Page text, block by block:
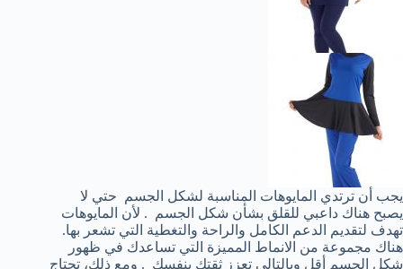
يجب أن ترتدي المايوهات المناسبة لشكل الجسم حتي لا
يصبح هناك داعبي للقلق بشأن شكل الجسم . لأن المايوهات
تهدف لتقديم الدعم الكامل والراحة والتغطية التي تشعر بها.
هناك مجموعة من الانماط المميزة التي تساعدك في ظهور
شكل الجسم أقل وبالتالي تعزز ثقتك بنفسك . ومع ذلك، تحتاج